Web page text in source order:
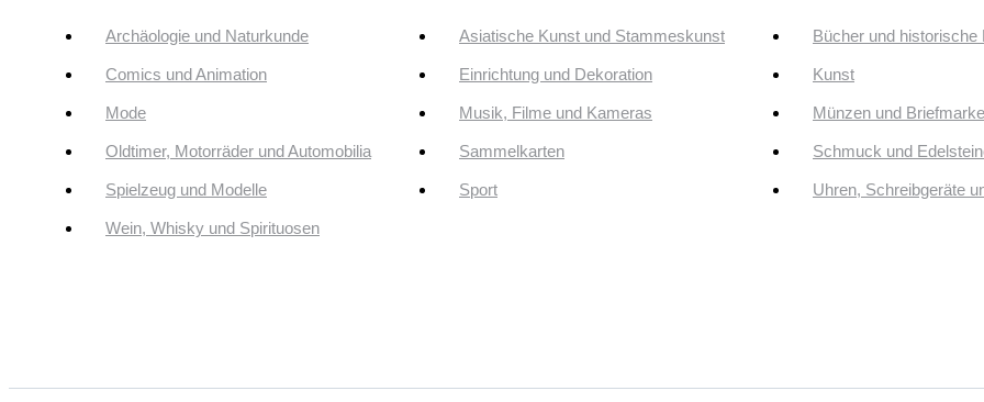
Archäologie und Naturkunde Asiatische Kunst und Stammeskunst Bücher und historische
Comics und Animation Einrichtung und Dekoration Kunst
Mode Musik, Filme und Kameras Münzen und
Oldtimer, Motorräder und Automobilia Sammelkarten Schmuck und
Spielzeug und Modelle Sport Uhren, Schreibgeräte
Wein, Whisky und Spirituosen